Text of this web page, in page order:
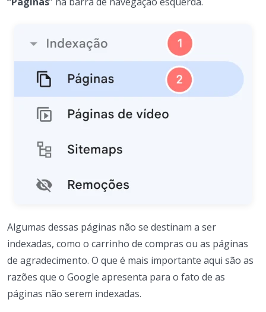
Algumas dessas páginas não se destinam a ser
indexadas, como o carrinho de compras ou as páginas
de agradecimento. O que é mais importante aqui são as
razões que o Google apresenta para o fato de as
páginas não serem indexadas.